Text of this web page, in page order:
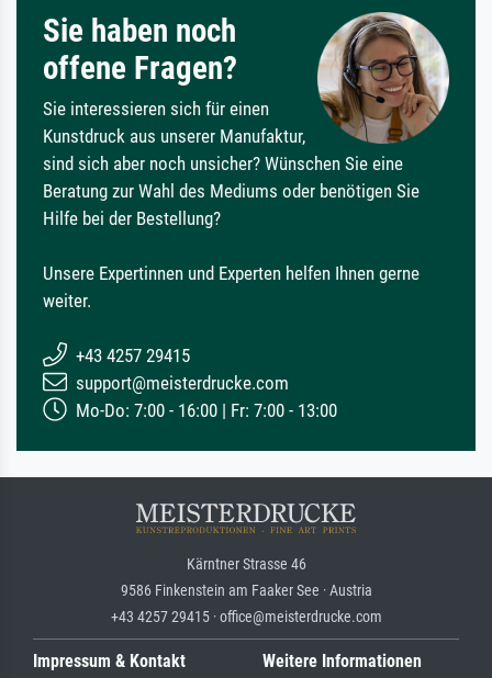
Sie haben noch
offene Fragen?
Sie interessieren sich für einen
Kunstdruck aus unserer Manufaktur,
sind sich aber noch unsicher? Wünschen Sie eine
Beratung zur Wahl des Mediums oder benötigen Sie
Hilfe bei der Bestellung?
Unsere Expertinnen und Experten helfen Ihnen gerne
weiter.
+43 4257 29415
support@meisterdrucke.com
Mo-Do: 7:00 - 16:00 | Fr: 7:00 - 13:00
Kärntner Strasse 46
9586 Finkenstein am Faaker See · Austria
+43 4257 29415 · office@meisterdrucke.com
Impressum & Kontakt Weitere Informationen